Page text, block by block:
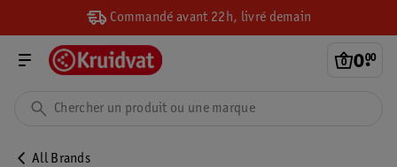
Commandé avant 22h, livré demain
0.
00
All Brands